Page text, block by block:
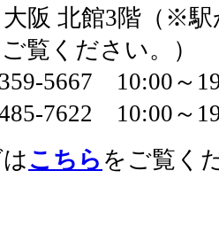
阪 北館3階（※
覧ください。）
5667 10:00～
7622 10:00～
こちら をご覧く